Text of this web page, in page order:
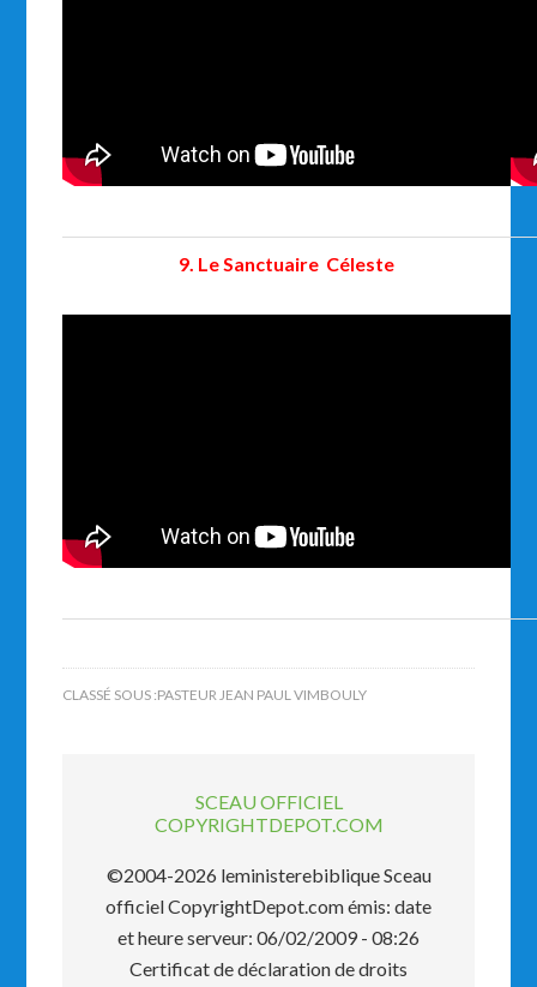
9. Le Sanctuaire Céleste
CLASSÉ SOUS :PASTEUR JEAN PAUL VIMBOULY
SCEAU OFFICIEL
COPYRIGHTDEPOT.COM
©2004-2026 leministerebiblique Sceau
officiel CopyrightDepot.com émis: date
et heure serveur: 06/02/2009 - 08:26
Certificat de déclaration de droits